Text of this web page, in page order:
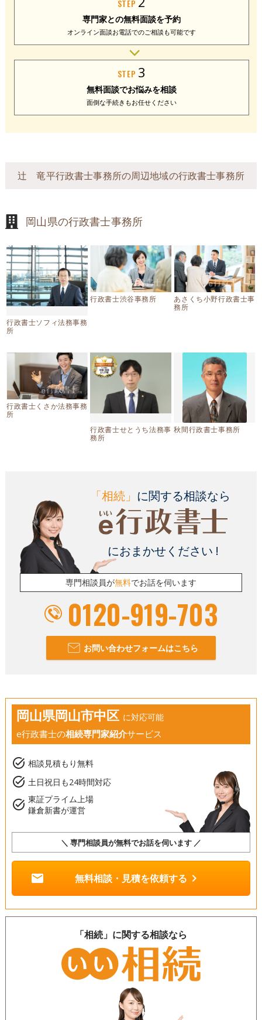
STEP
専門家との無料面談を予約
オンライン面談お電話でのご相談も可能です
STEP 3
無料面談でお悩みを相談
面倒な手続きもお任せください
辻󠄀 竜平行政書士事務所の周辺地域の行政書士事務所
岡山県の行政書士事務所
行政書士ソフィ法務事務
所
行政書士渋谷事務所
あさくち小野行政書士事
務所
行政書士くさか法務事務
所
行政書士せとうち法務事
務所
秋間行政書士事務所
「相続」 に関する相談なら
におまかせください !
専門相談員が無料でお話を伺います
0120-919-703
お問い合わせフォームはこちら
岡山県岡山市中区 に対応可能
e行政書士の相続専門家紹介サービス
task_alt 相談見積もり無料
task_alt 土日祝日も24時間対応
task_alt 東証プライム上場
鎌倉新書が運営
＼ 専門相談員が無料でお話を伺います ／
mail 無料相談・見積を依頼する chevron_right
「相続」に関する相談なら